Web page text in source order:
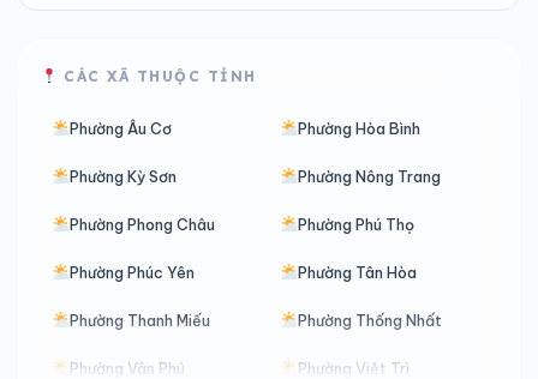
CÁC XÃ THUỘC TỈNH
Phường Âu Cơ Phường Hòa Bình
Phường Kỳ Sơn Phường Nông Trang
Phường Phong Châu Phường Phú Thọ
Phường Phúc Yên Phường Tân Hòa
Phường Thanh Miếu Phường Thống Nhất
Phường Vân Phú Phường Việt Trì